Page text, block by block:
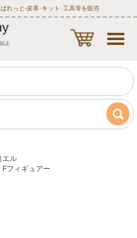
れっと‐皮革･キット･工具等を販売
上
エル
Fフィギュアー